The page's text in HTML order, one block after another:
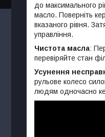
до максимального
масло. Поверніть
вказаного рівня.
управління.
Чистота масла:
перевіряйте стан
Усунення
рульове колесо
людям одночасно